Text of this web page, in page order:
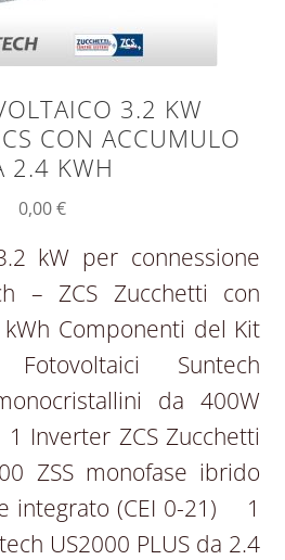
3.2 KW
CON ACCUMULO
2.4 KWH
0,00€
kW per connessione
– ZCS Zucchetti con
Componenti del Kit
Suntech
da 400W
Inverter ZCS Zucchetti
ZSS monofase ibrido
integrato (CEI 0-21) 1
US2000 PLUS da 2.4